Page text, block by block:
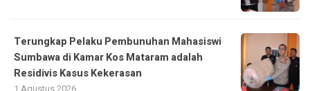
Terungkap Pelaku Pembunuhan Mahasiswi
Sumbawa di Kamar Kos Mataram adalah
Residivis Kasus Kekerasan